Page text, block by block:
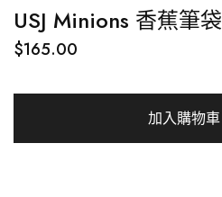
USJ Minions 香蕉筆袋
$165.00
加入購物車